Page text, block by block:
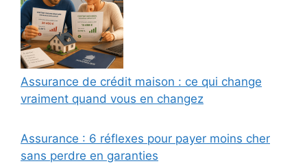
Assurance de crédit maison : ce qui change
vraiment quand vous en changez
Assurance : 6 réflexes pour payer moins cher
sans perdre en garanties